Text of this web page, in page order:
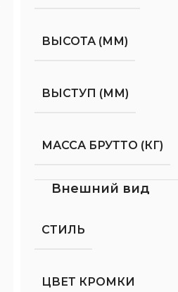
ВЫСОТА (ММ)
ВЫСТУП (ММ)
МАССА БРУТТО (КГ)
Внешний вид
СТИЛЬ
ЦВЕТ КРОМКИ